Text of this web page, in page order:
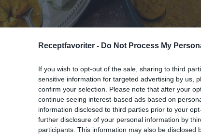
Receptfavoriter - Do Not Process My
If you wish to opt-out of the sale, sharing to third
sensitive information for targeted advertising by us,
confirm your selection. Please note that after your
continue seeing interest-based ads based on
information disclosed to third parties prior to your
further disclosure of your personal information by
participants. This information may also be disclosed
torsk, kokosmjölk, kryddor, zucchini och tomat.